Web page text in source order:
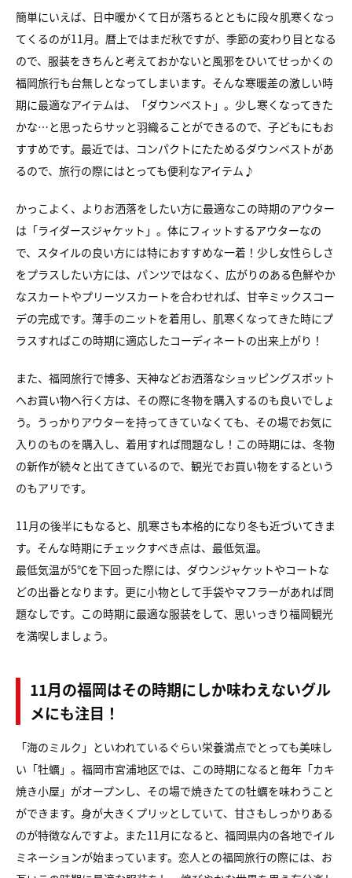
簡単にいえば、日中暖かくて日が落ちるとともに段々肌寒くなっ
てくるのが11月。暦上ではまだ秋ですが、季節の変わり目となる
ので、服装をきちんと考えておかないと風邪をひいてせっかくの
福岡旅行も台無しとなってしまいます。そんな寒暖差の激しい時
期に最適なアイテムは、「ダウンベスト」。少し寒くなってきた
かな…と思ったらサッと羽織ることができるので、子どもにもお
すすめです。最近では、コンパクトにたためるダウンベストがあ
るので、旅行の際にはとっても便利なアイテム♪
かっこよく、よりお洒落をしたい方に最適なこの時期のアウター
は「ライダースジャケット」。体にフィットするアウターなの
で、スタイルの良い方には特におすすめな一着！少し女性らしさ
をプラスしたい方には、パンツではなく、広がりのある色鮮やか
なスカートやプリーツスカートを合わせれば、甘辛ミックスコー
デの完成です。薄手のニットを着用し、肌寒くなってきた時にプ
ラスすればこの時期に適応したコーディネートの出来上がり！
また、福岡旅行で博多、天神などお洒落なショッピングスポット
へお買い物へ行く方は、その際に冬物を購入するのも良いでしょ
う。うっかりアウターを持ってきていなくても、その場でお気に
入りのものを購入し、着用すれば問題なし！この時期には、冬物
の新作が続々と出てきているので、観光でお買い物をするという
のもアリです。
11月の後半にもなると、肌寒さも本格的になり冬も近づいてきま
す。そんな時期にチェックすべき点は、最低気温。
最低気温が5℃を下回った際には、ダウンジャケットやコートな
どの出番となります。更に小物として手袋やマフラーがあれば問
題なしです。この時期に最適な服装をして、思いっきり福岡観光
を満喫しましょう。
11月の福岡はその時期にしか味わえないグル
メにも注目！
「海のミルク」といわれているぐらい栄養満点でとっても美味し
い「牡蠣」。福岡市宮浦地区では、この時期になると毎年「カキ
焼き小屋」がオープンし、その場で焼きたての牡蠣を味わうこと
ができます。身が大きくプリッとしていて、甘さもしっかりある
のが特徴なんですよ。また11月になると、福岡県内の各地でイル
ミネーションが始まっています。恋人との福岡旅行の際には、お